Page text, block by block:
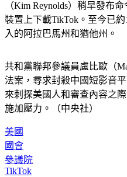
（Kim Reynolds）稍早發布
裝置上下載TikTok。至今已
入的阿拉巴馬州和猶他州。
共和黨聯邦參議員盧比歐（
法案，尋求封殺中國短影音
來刺探美國人和審查內容之
施加壓力。（中央社）
美國
國會
參議院
TikTok